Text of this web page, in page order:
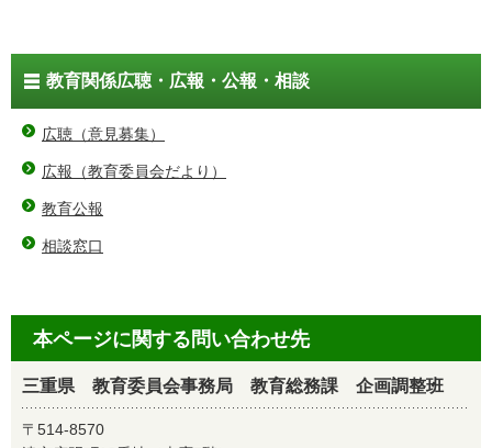
教育関係広聴・広報・公報・相談
広聴（意見募集）
広報（教育委員会だより）
教育公報
相談窓口
本ページに関する問い合わせ先
三重県 教育委員会事務局 教育総務課 企画調整班
〒514-8570